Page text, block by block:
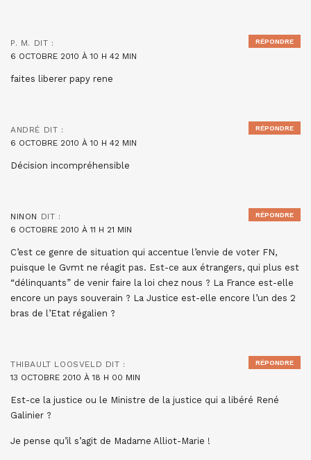
P. M. DIT :
6 OCTOBRE 2010 À 10 H 42 MIN
faites liberer papy rene
RÉPONDRE
ANDRÉ DIT :
6 OCTOBRE 2010 À 10 H 42 MIN
Décision incompréhensible
RÉPONDRE
NINON DIT :
6 OCTOBRE 2010 À 11 H 21 MIN
C’est ce genre de situation qui accentue l’envie de voter FN,
puisque le Gvmt ne réagit pas. Est-ce aux étrangers, qui plus est
“délinquants” de venir faire la loi chez nous ? La France est-elle
encore un pays souverain ? La Justice est-elle encore l’un des 2
bras de l’Etat régalien ?
RÉPONDRE
THIBAULT LOOSVELD DIT :
13 OCTOBRE 2010 À 18 H 00 MIN
Est-ce la justice ou le Ministre de la justice qui a libéré René
Galinier ?
Je pense qu’il s’agit de Madame Alliot-Marie !
RÉPONDRE